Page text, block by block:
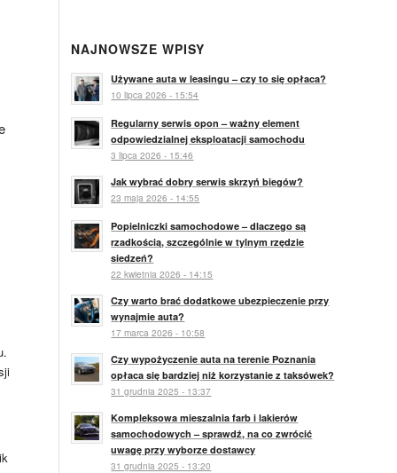
NAJNOWSZE WPISY
Używane auta w leasingu – czy to się opłaca?
10 lipca 2026 - 15:54
Regularny serwis opon – ważny element
odpowiedzialnej eksploatacji samochodu
3 lipca 2026 - 15:46
Jak wybrać dobry serwis skrzyń biegów?
23 maja 2026 - 14:55
Popielniczki samochodowe – dlaczego są
rzadkością, szczególnie w tylnym rzędzie
siedzeń?
22 kwietnia 2026 - 14:15
Czy warto brać dodatkowe ubezpieczenie przy
wynajmie auta?
17 marca 2026 - 10:58
Czy wypożyczenie auta na terenie Poznania
opłaca się bardziej niż korzystanie z taksówek?
31 grudnia 2025 - 13:37
Kompleksowa mieszalnia farb i lakierów
samochodowych – sprawdź, na co zwrócić
uwagę przy wyborze dostawcy
31 grudnia 2025 - 13:20